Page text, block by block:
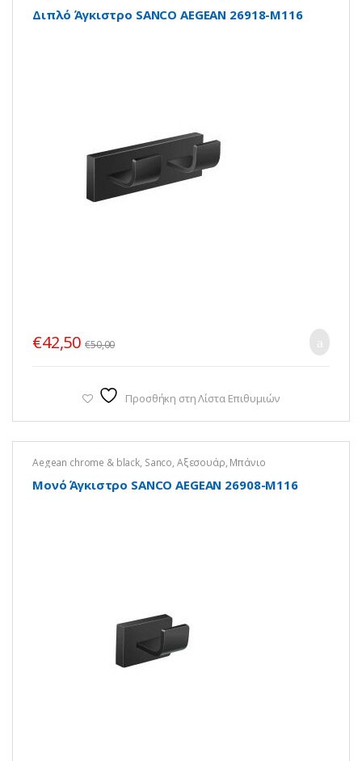
Διπλό Άγκιστρο SANCO AEGEAN 26918-Μ116
€42,50 €50,00
Προσθήκη στη Λίστα Επιθυμιών
Aegean chrome & black, Sanco, Αξεσουάρ, Μπάνιο
Μονό Άγκιστρο SANCO AEGEAN 26908-Μ116